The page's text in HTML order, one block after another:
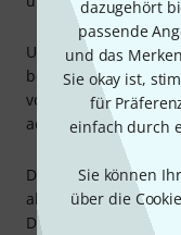
dazugehört
passende
und das
Sie okay ist,
für
einfach durch
Sie können
über die
UnserKaufberater
besten für Anfänger
voneinander
achten sollte.
Der Online-
allen Fragen, die
Darüber hinaus steht